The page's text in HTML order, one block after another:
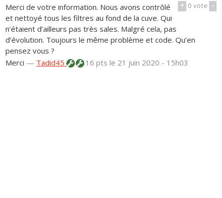
+ 0vote -
Merci de votre information. Nous avons contrôlé
et nettoyé tous les filtres au fond de la cuve. Qui
n’étaient d’ailleurs pas très sales. Malgré cela, pas
d’évolution. Toujours le même problème et code. Qu’en
pensez vous ?
Merci — Tadid45 16 ptsle 21 juin 2020 - 15h03